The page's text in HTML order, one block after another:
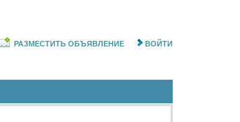
РАЗМЕСТИТЬ ОБЪЯВЛЕНИЕ ВОЙТИ